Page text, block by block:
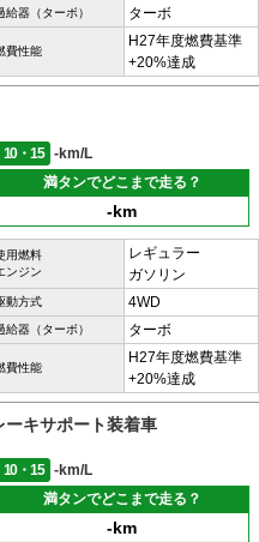
給器（ターボ） ターボ
費性能
H27年度燃費基準
+20%達成
10・15
-km/L
満タンでどこまで走る？
-km
用燃料
ンジン
レギュラー
ガソリン
動方式 4WD
給器（ターボ） ターボ
費性能
H27年度燃費基準
+20%達成
キサポート装着車
10・15
-km/L
満タンでどこまで走る？
-km